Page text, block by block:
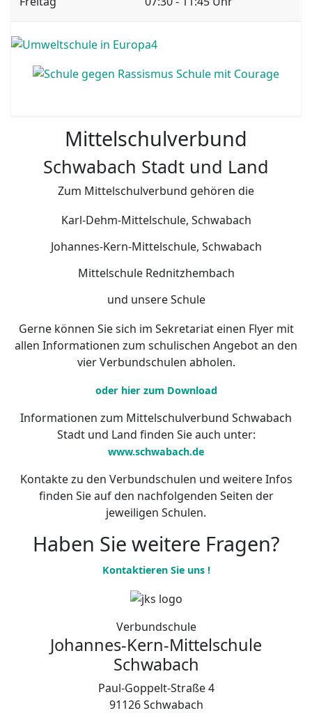
Mittelschulverbund
Schwabach Stadt und Land
Zum Mittelschulverbund gehören die
Karl-Dehm-Mittelschule, Schwabach
Johannes-Kern-Mittelschule, Schwabach
Mittelschule Rednitzhembach
und unsere Schule
Gerne können Sie sich im Sekretariat einen Flyer mit
allen Informationen zum schulischen Angebot an den
vier Verbundschulen abholen.
oder hier zum Download
Informationen zum Mittelschulverbund Schwabach
Stadt und Land finden Sie auch unter:
www.schwabach.de
Kontakte zu den Verbundschulen und weitere Infos
finden Sie auf den nachfolgenden Seiten der
jeweiligen Schulen.
Haben Sie weitere Fragen?
Kontaktieren Sie uns !
Verbundschule
Johannes-Kern-Mittelschule
Schwabach
Paul-Goppelt-Straße 4
91126 Schwabach